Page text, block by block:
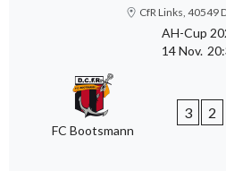
CfR Links, 40549
AH-Cup
14 Nov.
FC Bootsmann
3 2